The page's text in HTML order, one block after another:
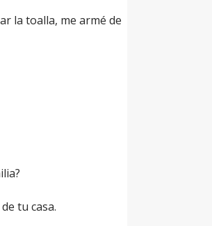
la toalla, me armé de
tu casa.